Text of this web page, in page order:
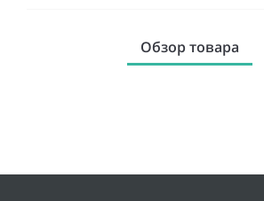
Обзор товара